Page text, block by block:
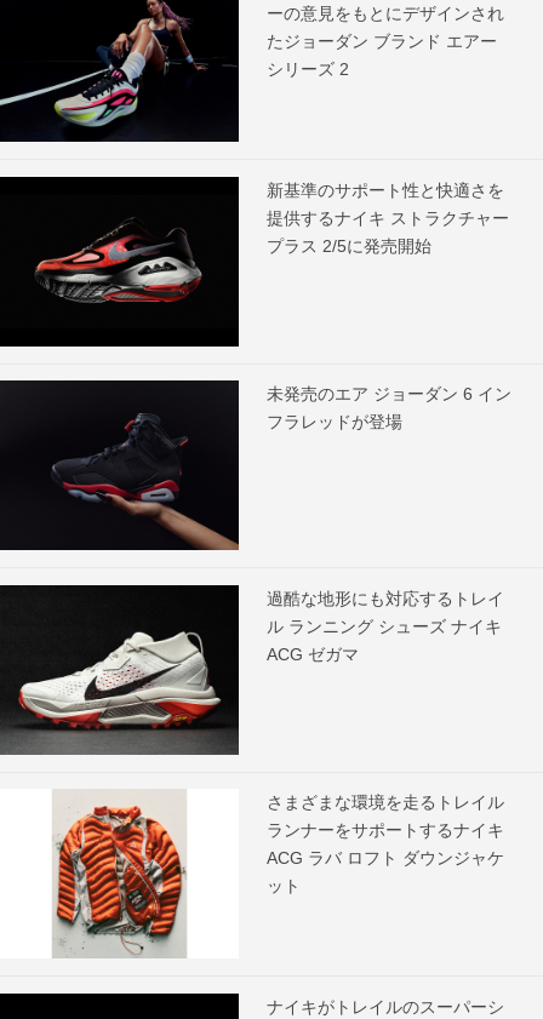
ーの意見をもとにデザインされ
たジョーダン ブランド エアー
シリーズ 2
新基準のサポート性と快適さを
提供するナイキ ストラクチャー
プラス 2/5に発売開始
未発売のエア ジョーダン 6 イン
フラレッドが登場
過酷な地形にも対応するトレイ
ル ランニング シューズ ナイキ
ACG ゼガマ
さまざまな環境を走るトレイル
ランナーをサポートするナイキ
ACG ラバ ロフト ダウンジャケ
ット
ナイキがトレイルのスーパーシ